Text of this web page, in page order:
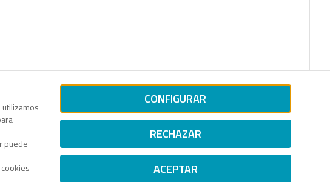
puede
CONFIGURAR
RECHAZAR
ACEPTAR